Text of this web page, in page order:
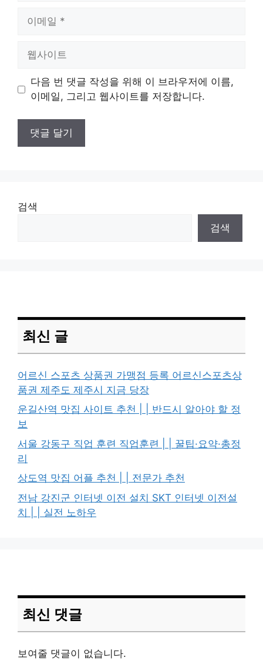
트
다음 번 댓글 작성을 위해 이 브라우저에 이름,
이메일, 그리고 웹사이트를 저장합니다.
검색
검색
최신 글
어르신 스포츠 상품권 가맹점 등록 어르신스포츠상
품권 제주도 제주시 지금 당장
운길산역 맛집 사이트 추천 | | 반드시 알아야 할 정
보
서울 강동구 직업 훈련 직업훈련 | | 꿀팁·요약·총정
리
상도역 맛집 어플 추천 | | 전문가 추천
전남 강진군 인터넷 이전 설치 SKT 인터넷 이전설
치 | | 실전 노하우
최신 댓글
보여줄 댓글이 없습니다.